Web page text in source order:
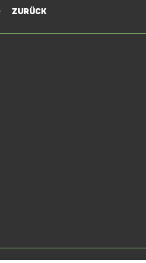
Zurück